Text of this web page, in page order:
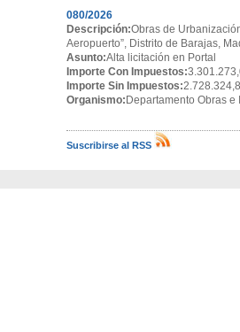
080/2026
Descripción:Obras de
Aeropuerto”, Distrito de Barajas,
Asunto:Alta licitación en Portal
Importe Con Impuestos:
Importe Sin Impuestos:
Organismo: Departamento Obras e
Suscribirse al RSS